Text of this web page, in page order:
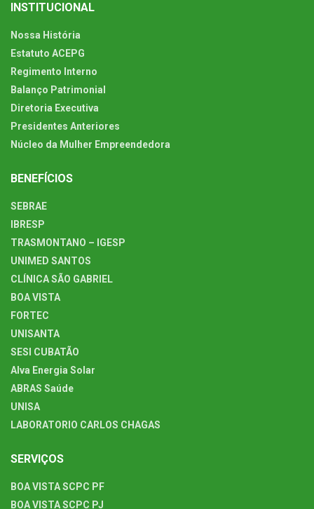
INSTITUCIONAL
Nossa História
Estatuto ACEPG
Regimento Interno
Balanço Patrimonial
Diretoria Executiva
Presidentes Anteriores
Núcleo da Mulher Empreendedora
BENEFÍCIOS
SEBRAE
IBRESP
TRASMONTANO – IGESP
UNIMED SANTOS
CLÍNICA SÃO GABRIEL
BOA VISTA
FORTEC
UNISANTA
SESI CUBATÃO
Alva Energia Solar
ABRAS Saúde
UNISA
LABORATORIO CARLOS CHAGAS
SERVIÇOS
BOA VISTA SCPC PF
BOA VISTA SCPC PJ